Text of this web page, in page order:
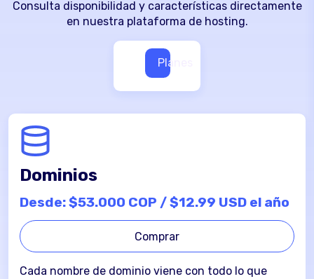
Consulta disponibilidad y características directamente
en nuestra plataforma de hosting.
Planes
Dominios
Desde: $53.000 COP / $12.99 USD el año
Comprar
Cada nombre de dominio viene con todo lo que